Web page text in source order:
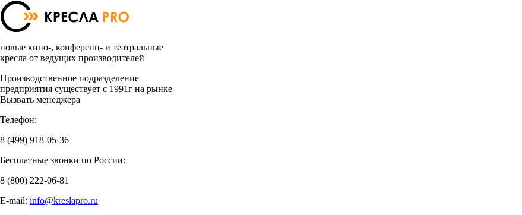
новые кино-, конференц- и театральные
кресла от ведущих производителей
Производственное подразделение
предприятия существует с 1991г на рынке
Вызвать менеджера
Телефон:
8 (499) 918-05-36
Бесплатные звонки по России:
8 (800) 222-06-81
E-mail: info@kreslapro.ru